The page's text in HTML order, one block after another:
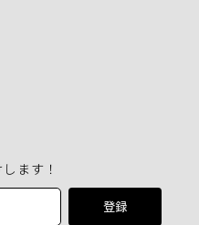
ます！
登録